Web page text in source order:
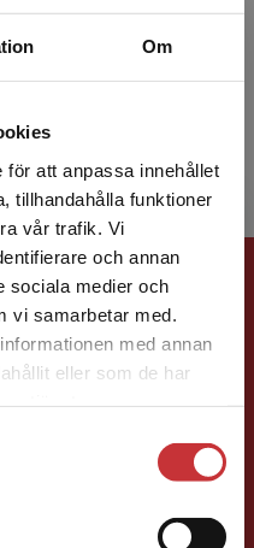
Om
för att anpassa innehållet
tillhandahålla funktioner
vår trafik. Vi
och annan
sociala medier och
vi samarbetar med.
med annan
eller som de har
utanför Sverige.
utanför Sverige. För